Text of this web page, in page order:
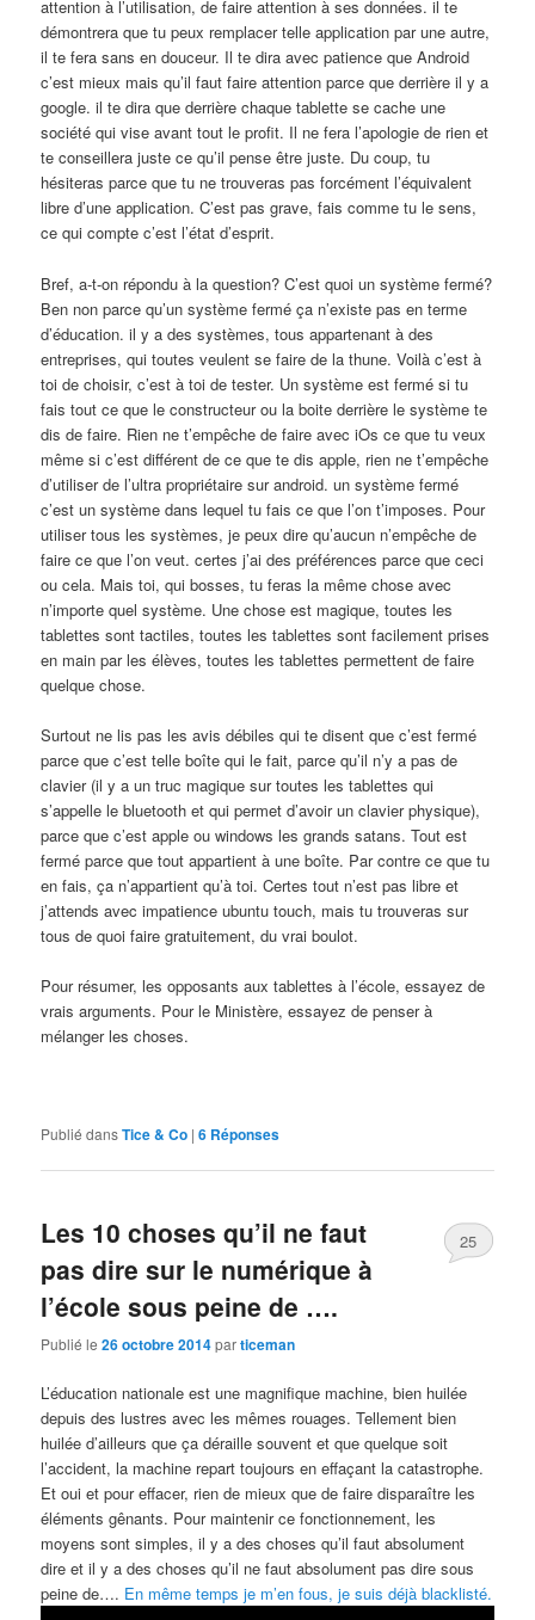
attention à l’utilisation, de faire attention à ses données. il te
démontrera que tu peux remplacer telle application par une autre,
il te fera sans en douceur. Il te dira avec patience que Android
c’est mieux mais qu’il faut faire attention parce que derrière il y a
google. il te dira que derrière chaque tablette se cache une
société qui vise avant tout le profit. Il ne fera l’apologie de rien et
te conseillera juste ce qu’il pense être juste. Du coup, tu
hésiteras parce que tu ne trouveras pas forcément l’équivalent
libre d’une application. C’est pas grave, fais comme tu le sens,
ce qui compte c’est l’état d’esprit.
Bref, a-t-on répondu à la question? C’est quoi un système fermé?
Ben non parce qu’un système fermé ça n’existe pas en terme
d’éducation. il y a des systèmes, tous appartenant à des
entreprises, qui toutes veulent se faire de la thune. Voilà c’est à
toi de choisir, c’est à toi de tester. Un système est fermé si tu
fais tout ce que le constructeur ou la boite derrière le système te
dis de faire. Rien ne t’empêche de faire avec iOs ce que tu veux
même si c’est différent de ce que te dis apple, rien ne t’empêche
d’utiliser de l’ultra propriétaire sur android. un système fermé
c’est un système dans lequel tu fais ce que l’on t’imposes. Pour
utiliser tous les systèmes, je peux dire qu’aucun n’empêche de
faire ce que l’on veut. certes j’ai des préférences parce que ceci
ou cela. Mais toi, qui bosses, tu feras la même chose avec
n’importe quel système. Une chose est magique, toutes les
tablettes sont tactiles, toutes les tablettes sont facilement prises
en main par les élèves, toutes les tablettes permettent de faire
quelque chose.
Surtout ne lis pas les avis débiles qui te disent que c’est fermé
parce que c’est telle boîte qui le fait, parce qu’il n’y a pas de
clavier (il y a un truc magique sur toutes les tablettes qui
s’appelle le bluetooth et qui permet d’avoir un clavier physique),
parce que c’est apple ou windows les grands satans. Tout est
fermé parce que tout appartient à une boîte. Par contre ce que tu
en fais, ça n’appartient qu’à toi. Certes tout n’est pas libre et
j’attends avec impatience ubuntu touch, mais tu trouveras sur
tous de quoi faire gratuitement, du vrai boulot.
Pour résumer, les opposants aux tablettes à l’école, essayez de
vrais arguments. Pour le Ministère, essayez de penser à
mélanger les choses.
Publié dansTice & Co |6 Réponses
Les 10 choses qu’il ne faut
pas dire sur le numérique à
l’école sous peine de ….
Publié le26 octobre 2014particeman
25
L’éducation nationale est une magnifique machine, bien huilée
depuis des lustres avec les mêmes rouages. Tellement bien
huilée d’ailleurs que ça déraille souvent et que quelque soit
l’accident, la machine repart toujours en effaçant la catastrophe.
Et oui et pour effacer, rien de mieux que de faire disparaître les
éléments gênants. Pour maintenir ce fonctionnement, les
moyens sont simples, il y a des choses qu’il faut absolument
dire et il y a des choses qu’il ne faut absolument pas dire sous
peine de…. En même temps je m’en fous, je suis déjà blacklisté.